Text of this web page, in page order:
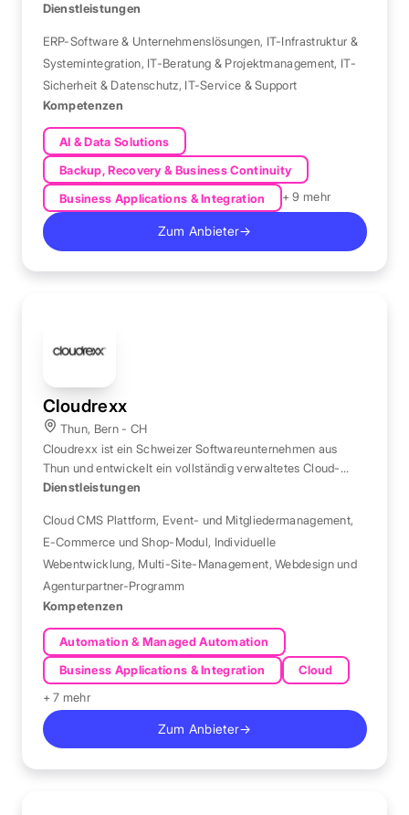
mit IT-Betreuung bis ERP.
Dienstleistungen
ERP-Software & Unternehmenslösungen, IT-Infrastruktur &
Systemintegration, IT-Beratung & Projektmanagement, IT-
Sicherheit & Datenschutz, IT-Service & Support
Kompetenzen
AI & Data Solutions
Backup, Recovery & Business Continuity
Business Applications & Integration
+ 9 mehr
Zum Anbieter→
Cloudrexx
Thun, Bern - CH
Cloudrexx ist ein Schweizer Softwareunternehmen aus
Thun und entwickelt ein vollständig verwaltetes Cloud-
CMS für Webentwickler und Agenturen.
Dienstleistungen
Cloud CMS Plattform, Event- und Mitgliedermanagement,
E-Commerce und Shop-Modul, Individuelle
Webentwicklung, Multi-Site-Management,Webdesign und
Agenturpartner-Programm
Kompetenzen
Automation & Managed Automation
Business Applications & Integration
Cloud
+ 7 mehr
Zum Anbieter→